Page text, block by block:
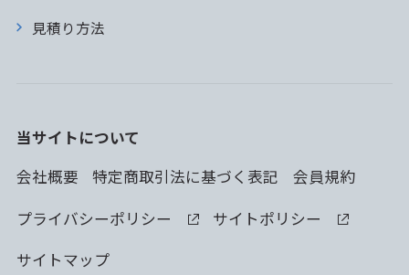
見積り方法
当サイトについて
会社概要
特定商取引法に基づく表記
会員規約
プライバシーポリシー
サイトポリシー
サイトマップ